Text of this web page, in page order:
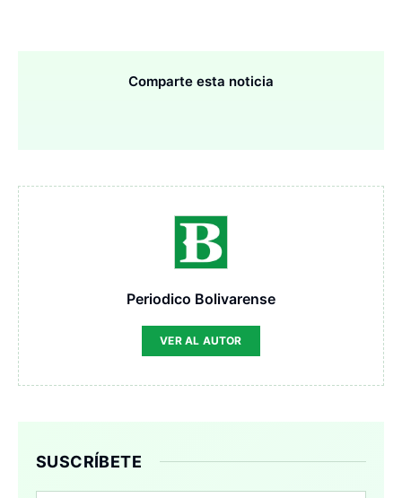
Comparte esta noticia
Periodico Bolivarense
VER AL AUTOR
SUSCRÍBETE